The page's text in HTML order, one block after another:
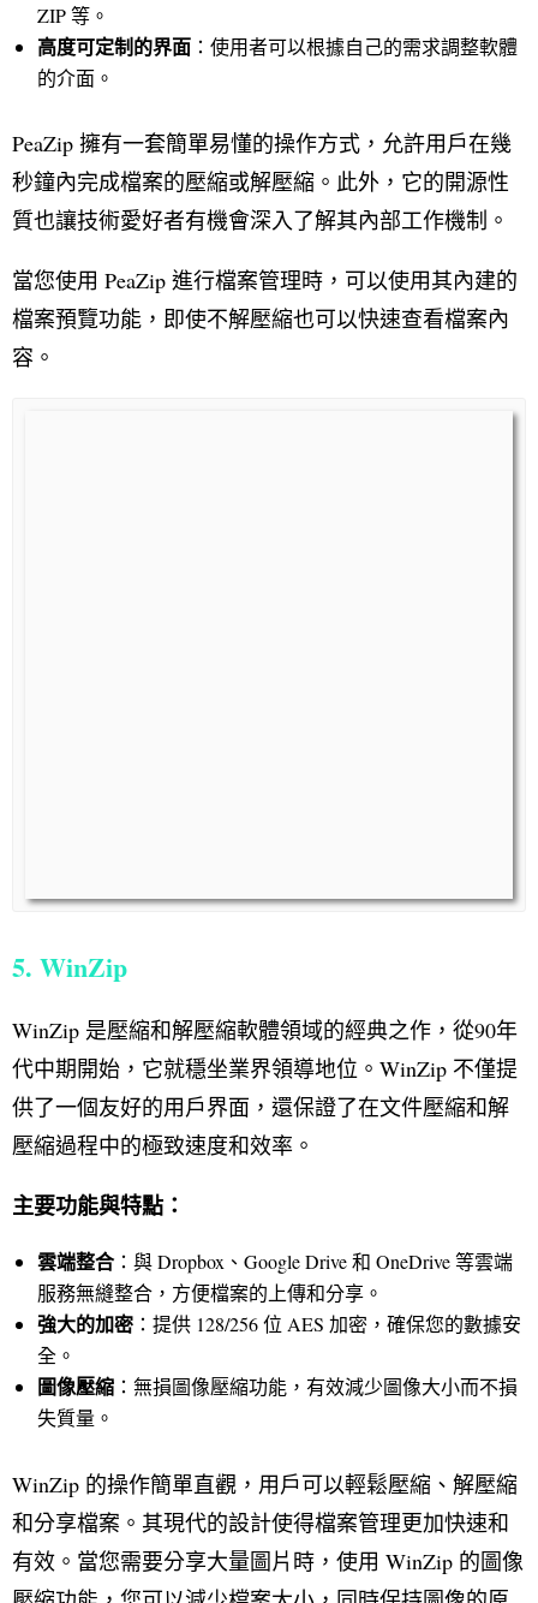
ZIP 等。
高度可定制的界面：使用者可以根據自己的需求調整軟體
的介面。
PeaZip 擁有一套簡單易懂的操作方式，允許用戶在幾
秒鐘內完成檔案的壓縮或解壓縮。此外，它的開源性
質也讓技術愛好者有機會深入了解其內部工作機制。
當您使用 PeaZip 進行檔案管理時，可以使用其內建的
檔案預覽功能，即使不解壓縮也可以快速查看檔案內
容。
5. WinZip
WinZip 是壓縮和解壓縮軟體領域的經典之作，從90年
代中期開始，它就穩坐業界領導地位。WinZip 不僅提
供了一個友好的用戶界面，還保證了在文件壓縮和解
壓縮過程中的極致速度和效率。
主要功能與特點：
雲端整合：與 Dropbox、Google Drive 和 OneDrive 等雲端
服務無縫整合，方便檔案的上傳和分享。
強大的加密：提供 128/256 位 AES 加密，確保您的數據安
全。
圖像壓縮：無損圖像壓縮功能，有效減少圖像大小而不損
失質量。
WinZip 的操作簡單直觀，用戶可以輕鬆壓縮、解壓縮
和分享檔案。其現代的設計使得檔案管理更加快速和
有效。當您需要分享大量圖片時，使用 WinZip 的圖像